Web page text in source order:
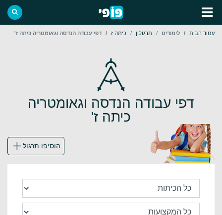
עמוד הבית לימודים תרגולון כיתה ז דפי עבודה הנדסה וגאומטריה כיתה ז'
דפי עבודה הנדסה וגאומטריה
כיתה ז'
הוסיפו תרגול